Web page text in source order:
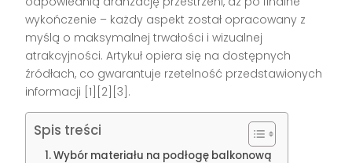
wykończenie – każdy aspekt został opracowany z
myślą o maksymalnej trwałości i wizualnej
atrakcyjności. Artykuł opiera się na dostępnych
źródłach, co gwarantuje rzetelność przedstawionych
informacji [1][2][3].
Spis treści
Wybór materiału na podłogę balkonową